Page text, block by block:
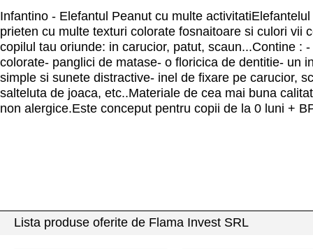
Infantino - Elefantul Peanut cu multe
prieten cu multe texturi colorate fosnaitoare si culori vii
copilul tau oriunde: in carucior, patut, scaun...Contine :
colorate- panglici de matase- o floricica de dentitie- un
simple si sunete distractive- inel de fixare pe carucior,
salteluta de joaca, etc..Materiale de cea mai buna
non alergice.Este conceput pentru copii de la 0 luni +
Lista produse oferite de Flama Invest SRL